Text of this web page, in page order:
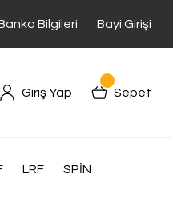
Bilgileri Bayi Girişi
Giriş Yap Sepet
LRF SPİN